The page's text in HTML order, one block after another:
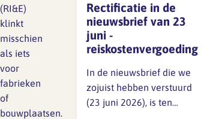
(RI&E)
klinkt
misschien
als iets
voor
fabrieken
of
bouwplaatsen.
gang. Zodra er iets te
melden is, delen we dat
direct via een nieuwsitem
op onze website en op
LinkedIn.Houd deze
kanalen dus zeker in…
Rectificatie in de
nieuwsbrief van 23
juni -
reiskostenvergoeding
In de nieuwsbrief die we
zojuist hebben verstuurd
(23 juni 2026), is ten